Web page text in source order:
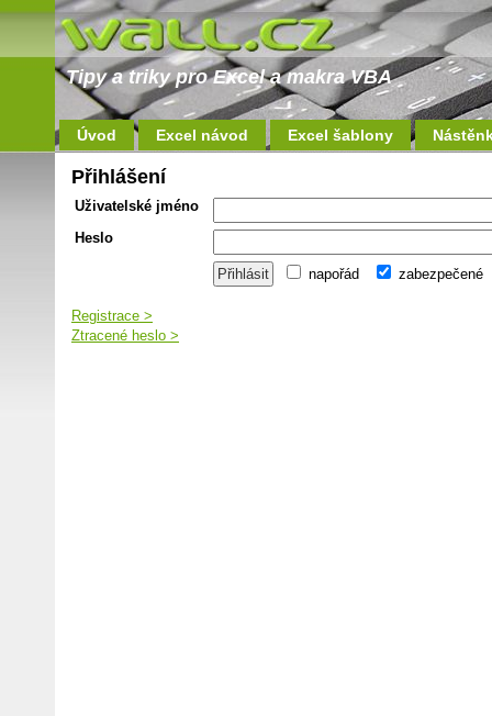
Tipy a triky pro Excel a makra VBA
Úvod Excel návod Excel šablony
Přihlášení
Uživatelské jméno
Heslo
napořád zabezpečené
Registrace >
Ztracené heslo >